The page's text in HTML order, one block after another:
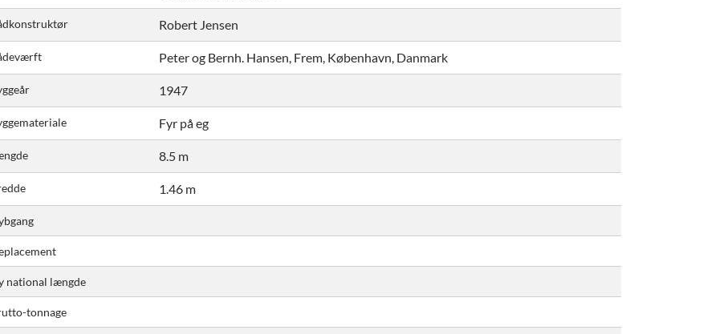
Robert Jensen
Peter og Bernh. Hansen, Frem, København, Danmark
1947
Fyr på eg
8.5 m
1.46 m
national længde
tonnage